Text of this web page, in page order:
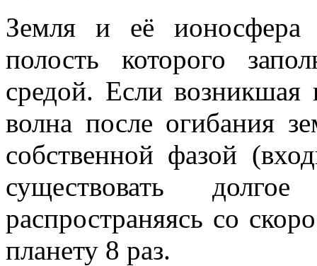
Земля и её ионосфера
полость которого
средой. Если возникшая
волна после огибания
собственной фазой
существовать
распространяясь со
планету 8 раз.